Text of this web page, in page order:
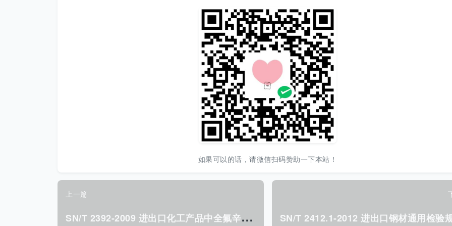
如果可以的话，请微信扫码赞助一下本站！
上一篇
S
N/T 2392-2009 进出口化工产品中全氟辛烷磺酸的测定 液相色谱-质谱/质谱法.pdf